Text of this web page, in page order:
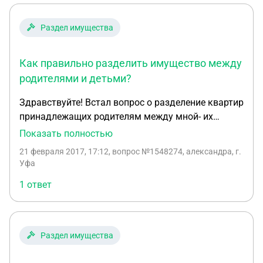
право подать в суд на то, чтобы он поделил эту
квартиру пополам с последующей продажей ?
заранее благодарю за ответ
Раздел имущества
Как правильно разделить имущество между
родителями и детьми?
Здравствуйте! Встал вопрос о разделение квартир
принадлежащих родителям между мной- их
дочерью и моим братом - их сыном. В
данный момент проживают родители, она
внучку-дочь брата несовершеннолетняя 17 лет; 3-
х комнатная, где проживает брат с семьей, но в
квартире прописаны я и отец, собственником
является папа, квартира не приватизирована. Так
же есть 2 дачных участка, объединенных за
Показать полностью
21 февраля 2017, 17:12, вопрос №1548274, александра, г.
Уфа
1 ответ
Раздел имущества